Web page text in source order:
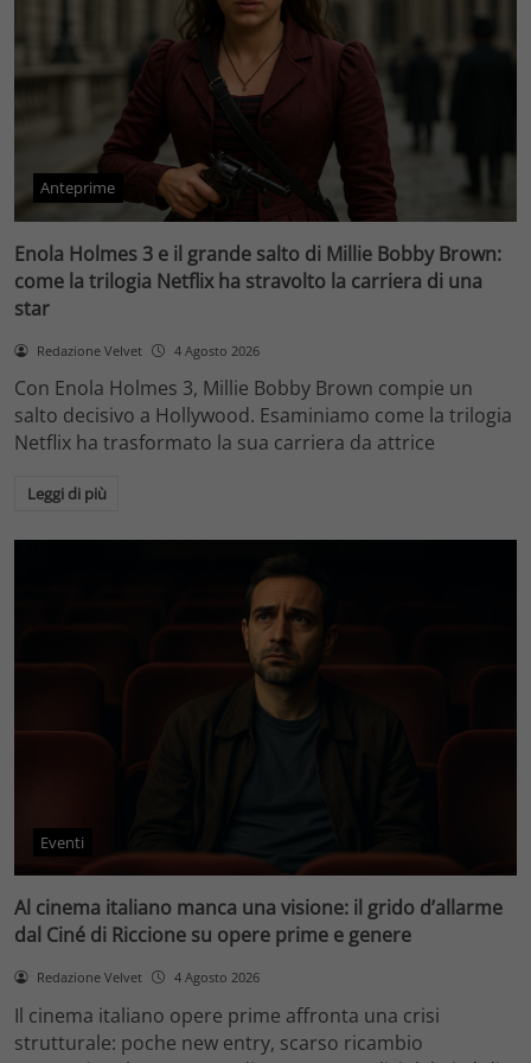
Anteprime
Enola Holmes 3 e il grande salto di Millie Bobby Brown:
come la trilogia Netflix ha stravolto la carriera di una
star
Redazione Velvet 4 Agosto 2026
Con Enola Holmes 3, Millie Bobby Brown compie un
salto decisivo a Hollywood. Esaminiamo come la trilogia
Netflix ha trasformato la sua carriera da attrice
Leggi di più
Eventi
Al cinema italiano manca una visione: il grido d’allarme
dal Ciné di Riccione su opere prime e genere
Redazione Velvet 4 Agosto 2026
Il cinema italiano opere prime affronta una crisi
strutturale: poche new entry, scarso ricambio